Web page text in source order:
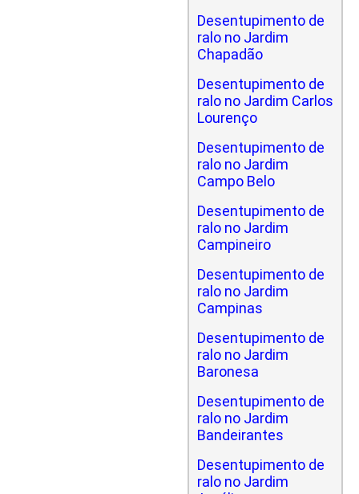
Desentupimento de
ralo no Jardim
Chapadão
Desentupimento de
ralo no Jardim Carlos
Lourenço
Desentupimento de
ralo no Jardim
Campo Belo
Desentupimento de
ralo no Jardim
Campineiro
Desentupimento de
ralo no Jardim
Campinas
Desentupimento de
ralo no Jardim
Baronesa
Desentupimento de
ralo no Jardim
Bandeirantes
Desentupimento de
ralo no Jardim